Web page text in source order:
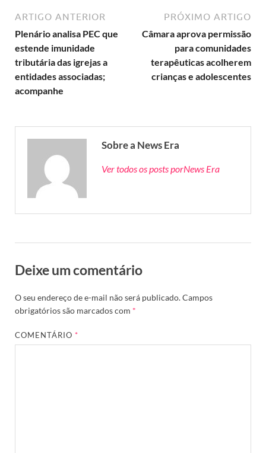
ARTIGO ANTERIOR
Plenário analisa PEC que
estende imunidade
tributária das igrejas a
entidades associadas;
acompanhe
PRÓXIMO ARTIGO
Câmara aprova permissão
para comunidades
terapêuticas acolherem
crianças e adolescentes
Sobre a News Era
Ver todos os posts porNews Era
Deixe um comentário
O seu endereço de e-mail não será publicado.Campos
obrigatórios são marcados com *
COMENTÁRIO*